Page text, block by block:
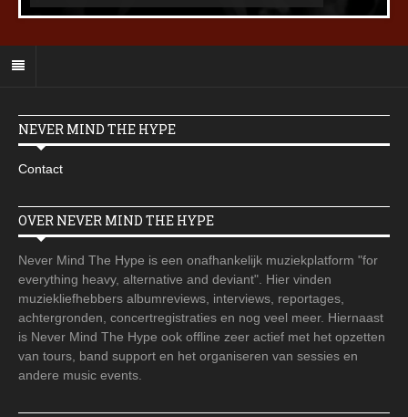
NEVER MIND THE HYPE
Contact
OVER NEVER MIND THE HYPE
Never Mind The Hype is een onafhankelijk muziekplatform "for
everything heavy, alternative and deviant". Hier vinden
muziekliefhebbers albumreviews, interviews, reportages,
achtergronden, concertregistraties en nog veel meer. Hiernaast
is Never Mind The Hype ook offline zeer actief met het opzetten
van tours, band support en het organiseren van sessies en
andere music events.